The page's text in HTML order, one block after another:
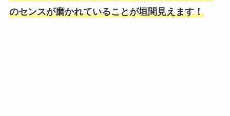
のセンスが磨かれていることが垣間見えます！